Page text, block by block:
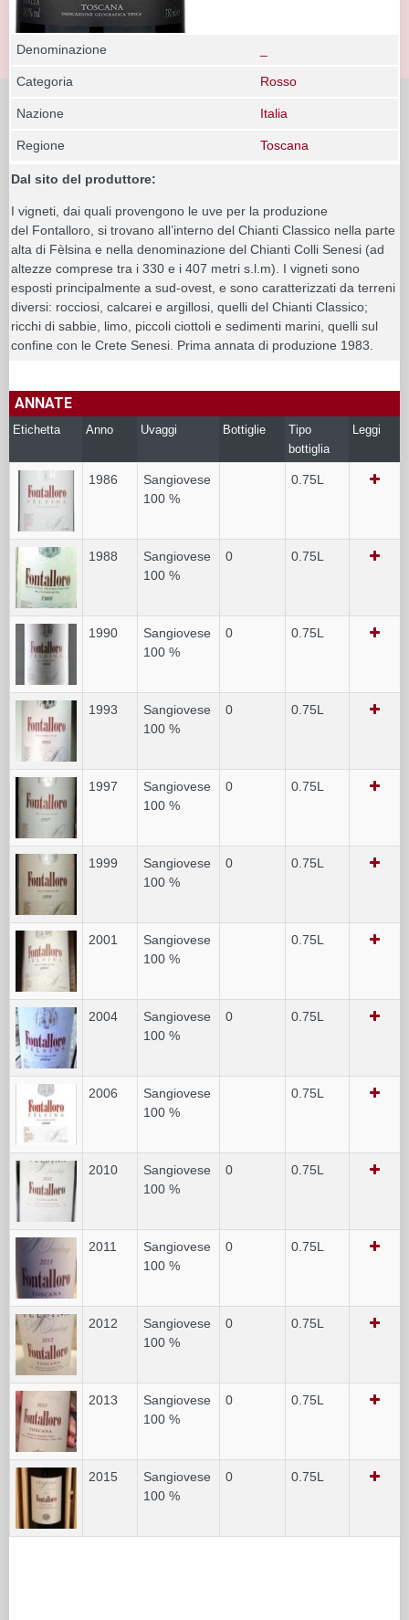
Denominazione
Categoria Rosso
Nazione Italia
Regione Toscana
Dal sito del produttore:
I vigneti, dai quali provengono le uve per la produzione
del Fontalloro, si trovano all’interno del Chianti Classico nella parte
alta di Fèlsina e nella denominazione del Chianti Colli Senesi (ad
altezze comprese tra i 330 e i 407 metri s.l.m). I vigneti sono
esposti principalmente a sud-ovest, e sono caratterizzati da terreni
diversi: rocciosi, calcarei e argillosi, quelli del Chianti Classico;
ricchi di sabbie, limo, piccoli ciottoli e sedimenti marini, quelli sul
confine con le Crete Senesi. Prima annata di produzione 1983.
ANNATE
Etichetta Anno Uvaggi Bottiglie
Tipo
bottiglia
Leggi
1986
Sangiovese
100 %
0.75L
1988
Sangiovese
100 %
0 0.75L
1990
Sangiovese
100 %
0 0.75L
1993
Sangiovese
100 %
0 0.75L
1997
Sangiovese
100 %
0 0.75L
1999
Sangiovese
100 %
0 0.75L
2001
Sangiovese
100 %
0.75L
2004
Sangiovese
100 %
0 0.75L
2006
Sangiovese
100 %
0.75L
2010
Sangiovese
100 %
0 0.75L
2011
Sangiovese
100 %
0 0.75L
2012
Sangiovese
100 %
0 0.75L
2013
Sangiovese
100 %
0 0.75L
2015
Sangiovese
100 %
0 0.75L